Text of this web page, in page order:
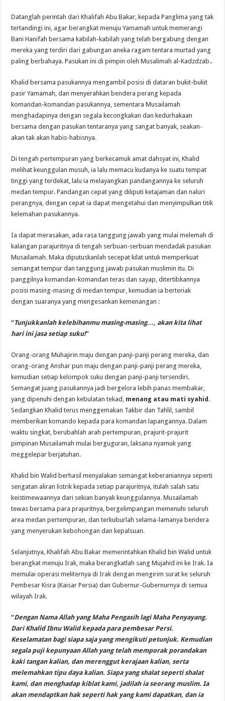
Datanglah perintah dari Khalifah Abu Bakar, kepada Panglima yang tak
tertandingi ini, agar berangkat menuju Yamamah untuk memerangi
Bani Hanifah bersama kabilah-kabilah yang telah bergabung dengan
mereka yang terdiri dari gabungan aneka ragam tentara murtad yang
paling berbahaya. Pasukan ini di pimpin oleh Musalimah al-Kadzdzab..
Khalid bersama pasukannya mengambil posisi di dataran bukit-bukit
pasir Yamamah, dan menyerahkan bendera perang kepada
komandan-komandan pasukannya, sementara Musailamah
menghadapinya dengan segala kecongkakan dan kedurhakaan
bersama dengan pasukan tentaranya yang sangat banyak, seakan-
akan tak akan habis-habisnya.
Di tengah pertempuran yang berkecamuk amat dahsyat ini, Khalid
melihat keunggulan musuh, ia lalu memacu kudanya ke suatu tempat
tinggi yang terdekat, lalu ia melayangkan pandangannya ke seluruh
medan tempur. Pandangan cepat yang diliputi ketajaman dan naluri
perangnya, dengan cepat ia dapat mengetahui dan menyimpulkan titik
kelemahan pasukannya.
Ia dapat merasakan, ada rasa tanggung jawab yang mulai melemah di
kalangan parajuritnya di tengah serbuan-serbuan mendadak pasukan
Musailamah. Maka diputuskanlah secepat kilat untuk memperkuat
semangat tempur dan tanggung jawab pasukan muslimin itu. Di
panggilnya komandan-komandan teras dan sayap, ditertibkannya
posisi masing-masing di medan tempur, kemudian ia berteriak
dengan suaranya yang mengesankan kemenangan :
“Tunjukkanlah kelebihanmu masing-masing…, akan kita lihat
hari ini jasa setiap suku!”
Orang-orang Muhajirin maju dengan panji-panji perang mereka, dan
orang-orang Anshar pun maju dengan panji-panji perang mereka,
kemudian setiap kelompok suku dengan panji-panji tersendiri.
Semangat juang pasukannya jadi bergelora lebih panas membakar,
yang dipenuhi dengan kebulatan tekad, menang atau mati syahid .
Sedangkan Khalid terus menggemakan Takbir dan Tahlil, sambil
memberikan komando kepada para komandan lapangannya. Dalam
waktu singkat, berubahlah arah pertempuran, prajurit-prajurit
pimpinan Musailamah mulai berguguran, laksana nyamuk yang
meggelepar berjatuhan.
Khalid bin Walid berhasil menyalakan semangat keberaniannya seperti
sengatan aliran listrik kepada setiap parajuritnya, itulah salah satu
keistimewaannya dari sekian banyak keunggulannya. Musailamah
tewas bersama para prajuritnya, bergelimpangan memenuhi seluruh
area medan pertempuran, dan terkuburlah selama-lamanya bendera
yang menyerukan kebohongan dan kepalsuan.
Selanjutnya, Khalifah Abu Bakar memerintahkan Khalid bin Walid untuk
berangkat menuju Irak, maka berangkatlah sang Mujahid ini ke Irak. Ia
memulai operasi meliternya di Irak dengan mengirim surat ke seluruh
Pembesar Kisra (Kaisar Persia) dan Gubernur-Gubernurnya di semua
wilayah Irak.
“Dengan Nama Allah yang Maha Pengasih lagi Maha Penyayang.
Dari Khalid Ibnu Walid kepada para pembesar Persi.
Keselamatan bagi siapa saja yang mengikuti petunjuk. Kemudian
segala puji kepunyaan Allah yang telah memporak porandakan
kaki tangan kalian, dan merenggut kerajaan kalian, serta
melemahkan tipu daya kalian. Siapa yang shalat seperti shalat
kami, dan menghadap kiblat kami, jadilah ia seorang muslim. Ia
akan mendaptkan hak seperti hak yang kami dapatkan, dan ia